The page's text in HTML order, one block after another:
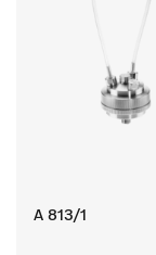
A 813/1